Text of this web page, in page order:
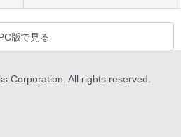
版で見る
Corporation. All rights reserved.